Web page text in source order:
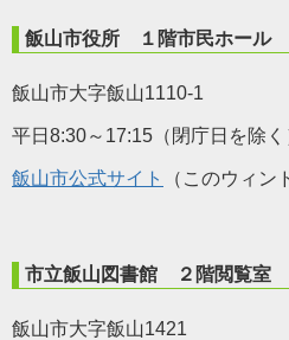
飯山市役所 １階市民ホール
飯山市大字飯山1110-1
平日8:30～17:15（閉庁日を除く
飯山市公式サイト （このウィン
市立飯山図書館 ２階閲覧室
飯山市大字飯山1421